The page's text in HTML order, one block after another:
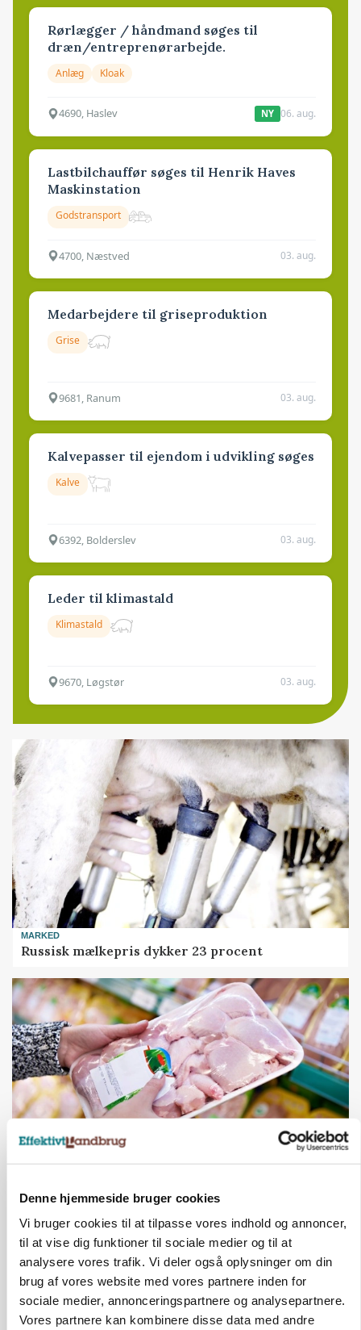
Denne hjemmeside bruger cookies
Vi bruger cookies til at tilpasse vores indhold og annoncer,
til at vise dig funktioner til sociale medier og til at
analysere vores trafik. Vi deler også oplysninger om din
brug af vores website med vores partnere inden for
sociale medier, annonceringspartnere og analysepartnere.
Vores partnere kan kombinere disse data med andre
Rørlægger / håndmand søges til
dræn/entreprenørarbejde.
Anlæg Kloak
4690, Haslev NY 06. aug.
Lastbilchauffør søges til Henrik Haves
Maskinstation
Godstransport
4700, Næstved 03. aug.
Medarbejdere til griseproduktion
Grise
9681, Ranum 03. aug.
Kalvepasser til ejendom i udvikling søges
Kalve
6392, Bolderslev 03. aug.
Leder til klimastald
Klimastald
9670, Løgstør 03. aug.
MARKED
Russisk mælkepris dykker 23 procent
presser markedet